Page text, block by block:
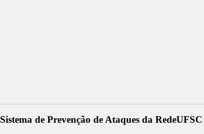
Sistema de Prevenção de Ataques da RedeUFSC